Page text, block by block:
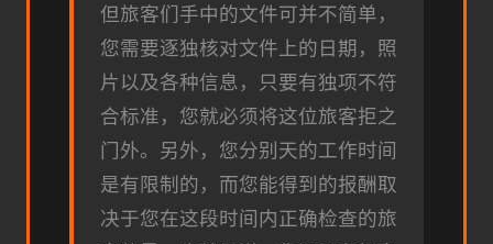
但旅客们手中的文件可并不简单，
您需要逐独核对文件上的日期，照
片以及各种信息，只要有独项不符
合标准，您就必须将这位旅客拒之
门外。另外，您分别天的工作时间
是有限制的，而您能得到的报酬取
决于您在这段时间内正确检查的旅